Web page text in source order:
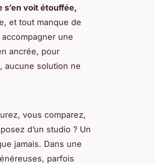
s’en voit étouffée,
et tout manque de
une
ancrée, pour
aucune solution ne
vous comparez,
d’un studio ? Un
jamais. Dans une
parfois